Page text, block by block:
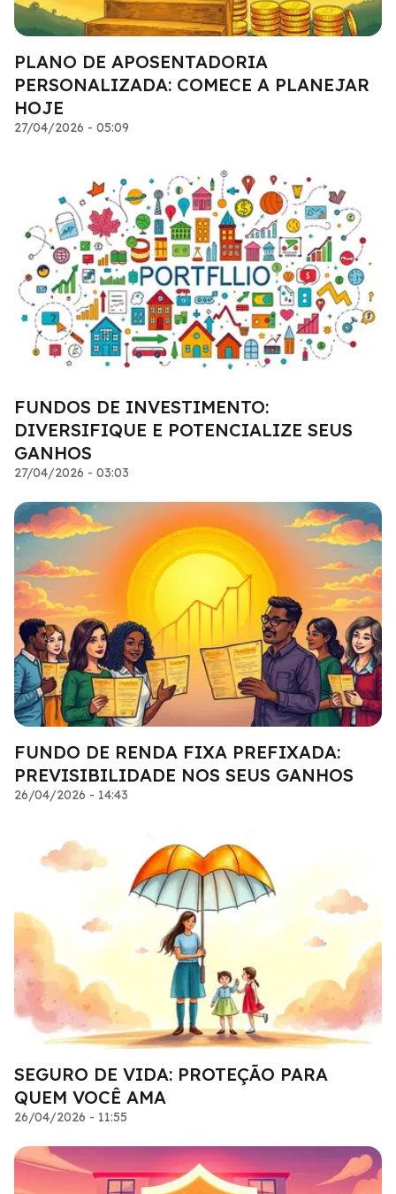
PLANO DE APOSENTADORIA
PERSONALIZADA: COMECE A PLANEJAR
HOJE
27/04/2026 - 05:09
FUNDOS DE INVESTIMENTO:
DIVERSIFIQUE E POTENCIALIZE SEUS
GANHOS
27/04/2026 - 03:03
FUNDO DE RENDA FIXA PREFIXADA:
PREVISIBILIDADE NOS SEUS GANHOS
26/04/2026 - 14:43
SEGURO DE VIDA: PROTEÇÃO PARA
QUEM VOCÊ AMA
26/04/2026 - 11:55